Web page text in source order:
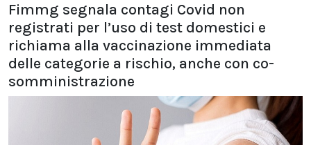
Fimmg segnala contagi Covid non
registrati per l’uso di test domestici e
richiama alla vaccinazione immediata
delle categorie a rischio, anche con co-
somministrazione